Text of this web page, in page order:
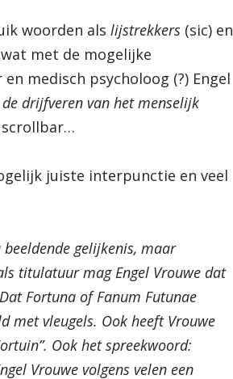
woorden als lijstrekkers (sic) en
met de mogelijke
medisch psycholoog (?) Engel
drijfveren van het menselijk
scrollbar…
juiste interpunctie en veel
gelijkenis, maar
titulatuur mag Engel Vrouwe dat
Fortuna of Fanum Futunae
met vleugels. Ook heeft Vrouwe
Ook het spreekwoord:
Vrouwe volgens velen een